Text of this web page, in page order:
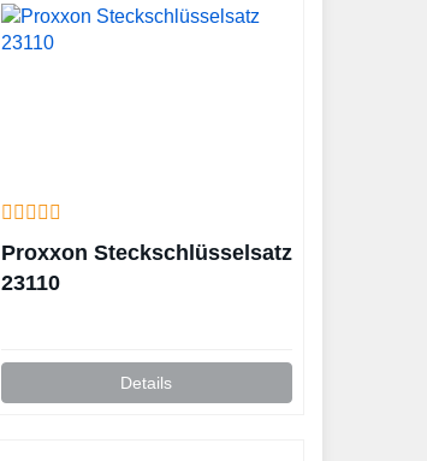
Proxxon Steckschlüsselsatz
23110
Details